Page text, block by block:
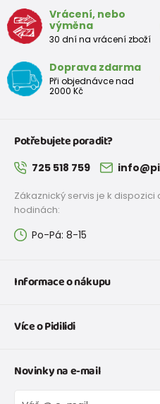
Vrácení, nebo
výměna
30 dní na vrácení zboží
Doprava zdarma
Při objednávce nad
2000 Kč
Potřebujete poradit?
725 518 759
Zákaznický servis je k
hodinách:
Po-Pá: 8-15
Informace o nákupu
Doprava a platba
Tabulka velikostí obuvi
Vrácení zboží a reklamace
Více o Pidilidi
O nás
Blog
Novinky na e-mail